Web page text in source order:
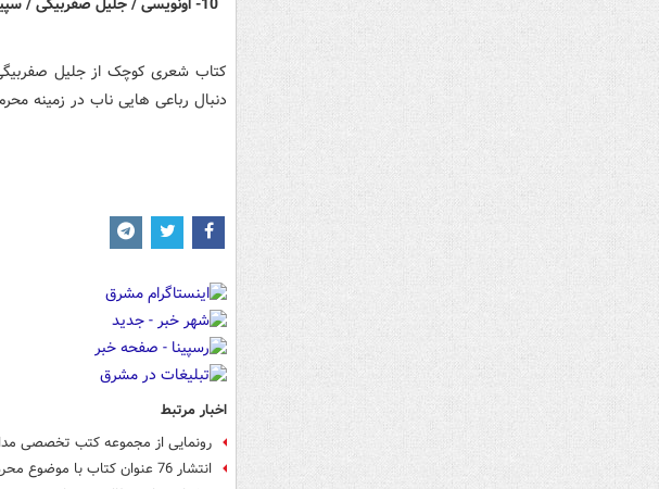
کتاب شعری کوچک از جلیل
دنبال رباعی هایی ناب در زمینه
اخبار مرتبط
رونمایی از مجموعه کتب تخصصی
انتشار 76 عنوان کتاب با موضوع محرم و صفر